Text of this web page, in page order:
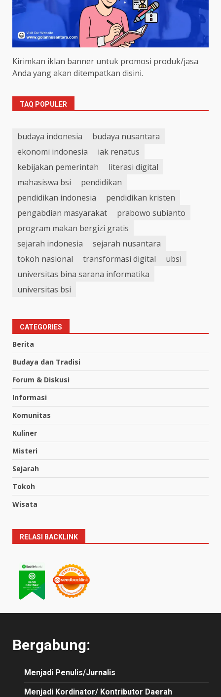
Kirimkan iklan banner untuk promosi produk/jasa
Anda yang akan ditempatkan disini.
TAQ POPULER
budaya indonesia
budaya nusantara
ekonomi indonesia
iak renatus
kebijakan pemerintah
literasi digital
mahasiswa bsi
pendidikan
pendidikan indonesia
pendidikan kristen
pengabdian masyarakat
prabowo subianto
program makan bergizi gratis
sejarah indonesia
sejarah nusantara
tokoh nasional
transformasi digital
ubsi
universitas bina sarana informatika
universitas bsi
CATEGORIES
Berita
Budaya dan Tradisi
Forum & Diskusi
Informasi
Komunitas
Kuliner
Misteri
Sejarah
Tokoh
Wisata
RELASI BACKLINK
Bergabung:
Menjadi Penulis/Jurnalis
Menjadi Kordinator/ Kontributor Daerah